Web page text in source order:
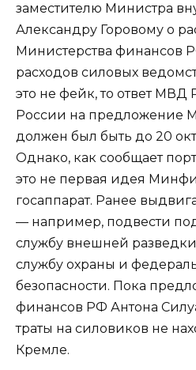
заместителю Министра
Александру Горовому о
Министерства финансов
расходов силовых
это не фейк, то ответ МВД
России на предложение
должен был быть до 20
Однако, как сообщает
это не первая идея
госаппарат. Ранее
— например, подвести
службу внешней
службу охраны и
безопасности. Пока
финансов РФ Антона
траты на силовиков не
Кремле.